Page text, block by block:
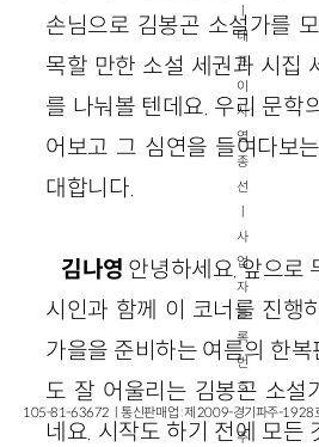
손님으로 김봉곤 소설가를
목할 만한 소설 세권과 시집
를 나눠볼 텐데요. 우리 문학
어보고 그 심연을 들여다보
대합니다.
김나영 안녕하세요. 앞으로
시인과 함께 이 코너를 진행
가을을 준비하는 여름의 한
도 잘 어울리는 김봉곤 소설
네요. 시작도 하기 전에 모든
ㅣ
대
표
이
사 :
염
종
선
ㅣ
사
업
자
등
록
번
호 :
105-81-63672ㅣ통신판매업 : 제 2009-경기파주-1928
주